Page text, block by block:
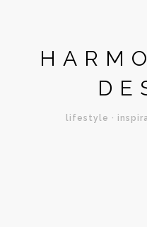
lifestyle ·